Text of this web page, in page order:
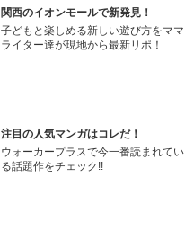
関西のイオンモールで新発見！
子どもと楽しめる新しい遊び方をママ
ライター達が現地から最新リポ！
注目の人気マンガはコレだ！
ウォーカープラスで今一番読まれてい
る話題作をチェック!!